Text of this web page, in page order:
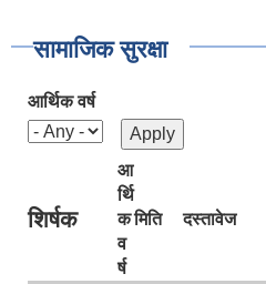
सामाजिक सुरक्षा
आर्थिक वर्ष
शिर्षक
आ
र्थि
क
व
र्ष
मिति दस्तावेज